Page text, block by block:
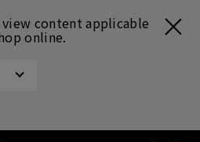
content applicable
online.